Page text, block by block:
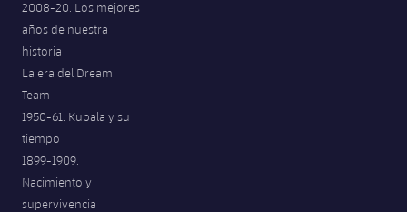
2008-20. Los mejores
años de nuestra
historia
La era del Dream
Team
1950-61. Kubala y su
tiempo
1899-1909.
Nacimiento y
supervivencia